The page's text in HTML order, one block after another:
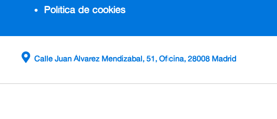
Política de cookies
Calle Juan Álvarez Mendizábal, 51, Oficina, 28008 Madrid